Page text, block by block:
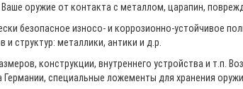
оружие от контакта с металлом, царапин,
безопасное износо- и коррозионно-устойчивое
структур: металлики, антики и д.р.
конструкции, внутреннего устройства и т.п.
специальные ложементы для хранения